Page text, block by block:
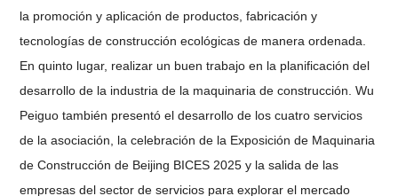
la promoción y aplicación de productos, fabricación y
tecnologías de construcción ecológicas de manera ordenada.
En quinto lugar, realizar un buen trabajo en la planificación del
desarrollo de la industria de la maquinaria de construcción. Wu
Peiguo también presentó el desarrollo de los cuatro servicios
de la asociación, la celebración de la Exposición de Maquinaria
de Construcción de Beijing BICES 2025 y la salida de las
empresas del sector de servicios para explorar el mercado